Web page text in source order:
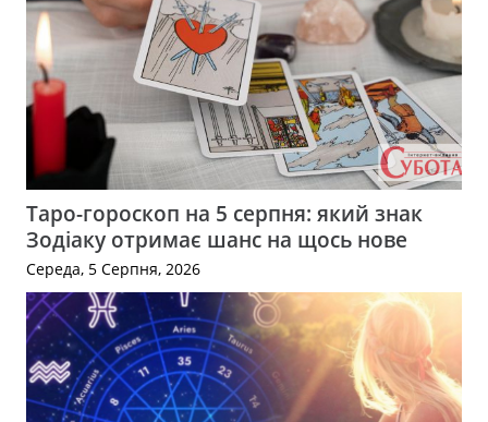
Таро-гороскоп на 5 серпня: який знак
Зодіаку отримає шанс на щось нове
Середа, 5 Серпня, 2026